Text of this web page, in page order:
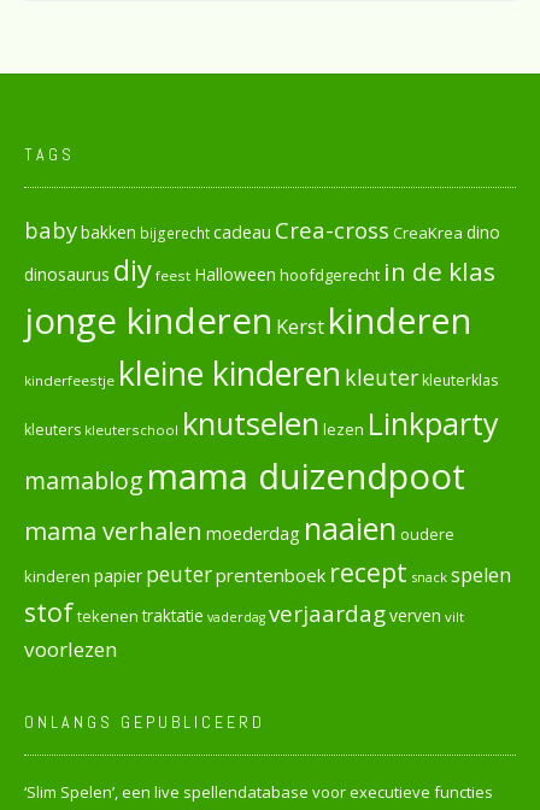
TAGS
babybakken bijgerechtcadeau Crea-cross CreaKrea dino
dinosaurus diy feest Halloween hoofdgerecht in de klas
jonge kinderen Kerst kinderen
kinderfeestje kleine kinderen kleuterkleuterklas
kleuters kleuterschool knutselen lezen Linkparty
mamablog mama duizendpoot
mama verhalen moederdag naaien oudere
kinderen papier peuterprentenboek recept snack spelen
stoftekenen traktatie vaderdag verjaardagverven vilt
voorlezen
ONLANGS GEPUBLICEERD
‘Slim Spelen’, een live spellendatabase voor executieve functies